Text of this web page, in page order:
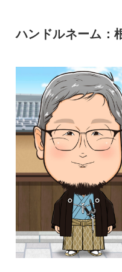
ハンドルネーム：